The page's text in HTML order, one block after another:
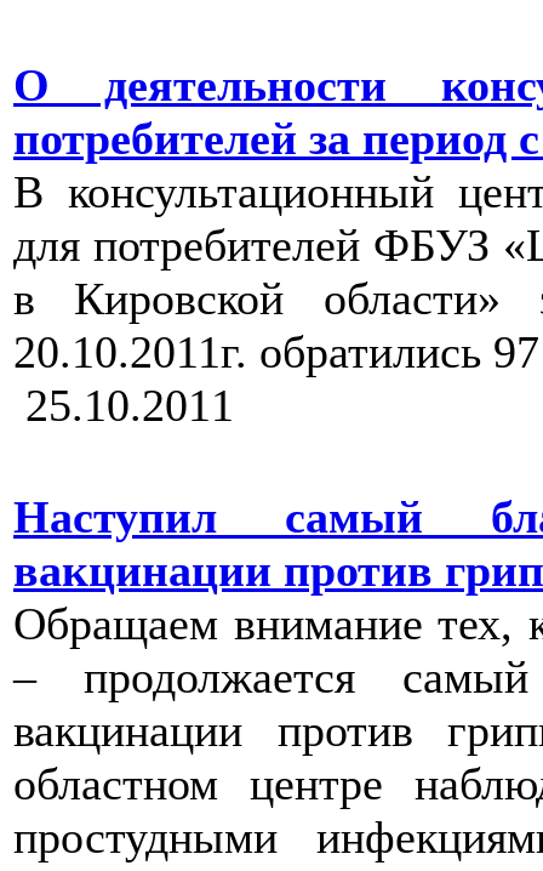
О деятельности
потребителей за период
В консультационный
для потребителей ФБУЗ
в Кировской
20.10.2011г. обратились
25.10.2011
Наступил самый
вакцинации против
Обращаем внимание тех,
– продолжается
вакцинации против
областном центре
простудными